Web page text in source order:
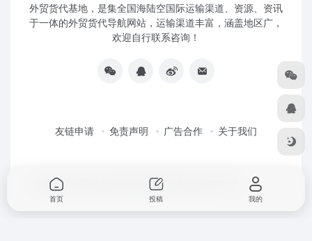
外贸货代基地，是集全国海陆空国际运输渠道、资源、资讯
于一体的外贸货代导航网站，运输渠道丰富，涵盖地区广，
欢迎自行联系咨询！
友链申请 免责声明 广告合作 关于我们
Copyright © 2026 外贸货代基地粤ICP备2023157751号
首页 投稿 我的